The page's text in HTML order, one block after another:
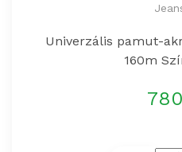
Univerzális pamut-
160m